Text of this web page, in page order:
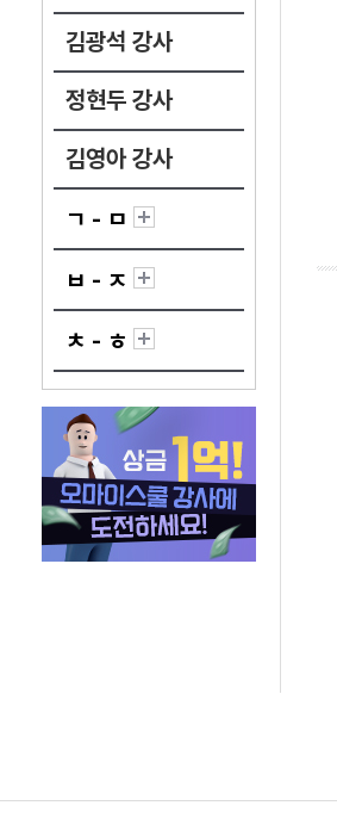
김광석 강사
정현두 강사
김영아 강사
ㄱ - ㅁ
ㅂ - ㅈ
ㅊ - ㅎ